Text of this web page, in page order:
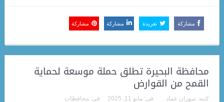
مشاركة تغريدة مشاركة مشاركة
محافظة البحيرة تطلق حملة موسعة لحماية
القمح من القوارض
كتبه: سوزان عماد فى: مايو 11, 2025 فى: محافظات